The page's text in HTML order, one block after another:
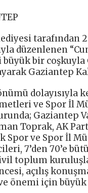
tarafından
düzenlenen
bir
Gaziantep
dolayısıyla
ve Spor İl
Gaziantep
Toprak, AK
Spor ve Spor İl
7’den 70’e
toplum
açılış
için büyük